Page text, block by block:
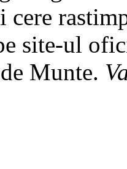
cere
site-ul
Munte.